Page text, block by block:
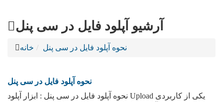
آرشیو آپلود فایل در سی پنل
خانه نحوه آپلود فایل در سی پنل
نحوه آپلود فایل در سی پنل
نحوه آپلود فایل در سی پنل : ابزار آپلود Upload یکی از کاربردی